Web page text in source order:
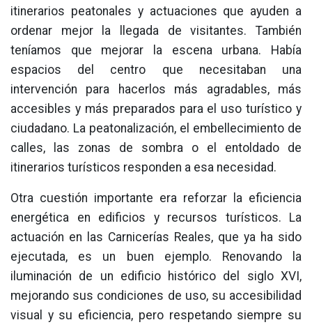
itinerarios peatonales y actuaciones que ayuden a
ordenar mejor la llegada de visitantes. También
teníamos que mejorar la escena urbana. Había
espacios del centro que necesitaban una
intervención para hacerlos más agradables, más
accesibles y más preparados para el uso turístico y
ciudadano. La peatonalización, el embellecimiento de
calles, las zonas de sombra o el entoldado de
itinerarios turísticos responden a esa necesidad.
Otra cuestión importante era reforzar la eficiencia
energética en edificios y recursos turísticos. La
actuación en las Carnicerías Reales, que ya ha sido
ejecutada, es un buen ejemplo. Renovando la
iluminación de un edificio histórico del siglo XVI,
mejorando sus condiciones de uso, su accesibilidad
visual y su eficiencia, pero respetando siempre su